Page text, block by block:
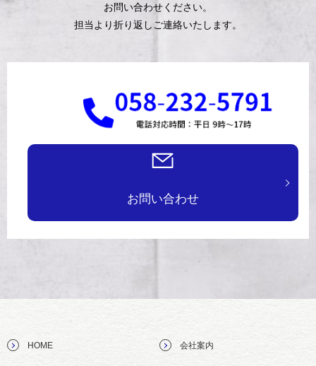
お問い合わせください。
担当より折り返しご連絡いたします。
お問い合わせ
HOME 会社案内